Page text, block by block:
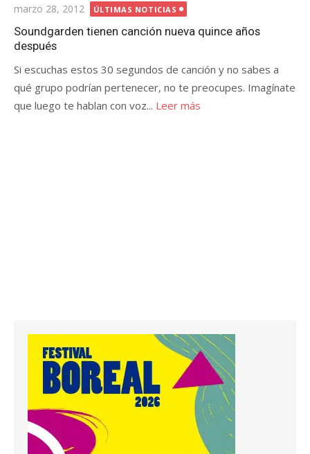
Publicada
el
marzo 28, 2012 ÚLTIMAS NOTICIAS
Soundgarden tienen canción nueva quince años
después
Si escuchas estos 30 segundos de canción y no sabes a
qué grupo podrían pertenecer, no te preocupes. Imagínate
que luego te hablan con voz... Leer más